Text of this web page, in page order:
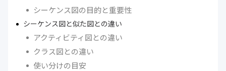
シーケンス図の目的と重要性
シーケンス図と似た図との違い
アクティビティ図との違い
クラス図との違い
使い分けの目安